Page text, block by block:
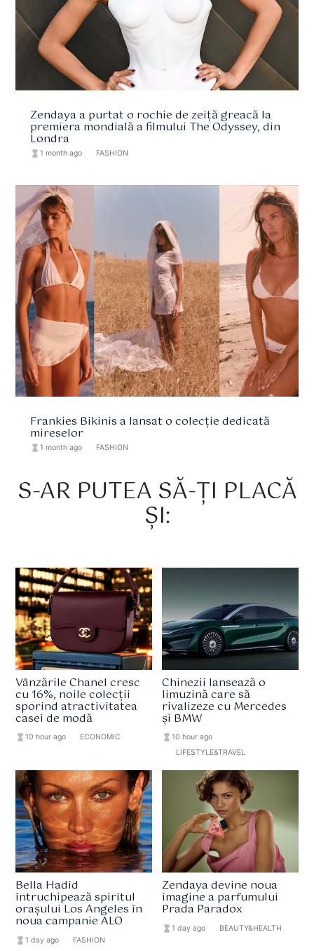
Zendaya a purtat o rochie de zeiță greacă la
premiera mondială a filmului The Odyssey, din
Londra
hourglass_full 1 month ago FASHION
Frankies Bikinis a lansat o colecție dedicată
mireselor
hourglass_full 1 month ago FASHION
S-AR PUTEA SĂ-ȚI PLACĂ
ȘI:
Vânzările Chanel cresc
cu 16%, noile colecții
sporind atractivitatea
casei de modă
hourglass_full10 hour ago ECONOMIC
Chinezii lansează o
limuzină care să
rivalizeze cu Mercedes
și BMW
hourglass_full 10 hour ago
LIFESTYLE&TRAVEL
Bella Hadid
întruchipează spiritul
orașului Los Angeles în
noua campanie ALO
hourglass_full1 day ago FASHION
Zendaya devine noua
imagine a parfumului
Prada Paradox
hourglass_full 1 day ago BEAUTY&HEALTH